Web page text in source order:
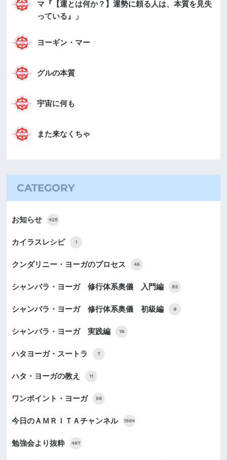
マ『【運とは何か？】運勢に頼る人は、本質を見失
っている』」
ヨーギン・マー
グルの本質
宇宙に何も
また来なくちゃ
CATEGORY
お知らせ 425
カイラスレシピ 1
クンダリニー・ヨーガのプロセス 45
シャンバラ・ヨーガ 修行体系奥儀 入門編 83
シャンバラ・ヨーガ 修行体系奥儀 初級編 9
シャンバラ・ヨーガ 実践編 19
ハタヨーガ・スートラ 7
ハタ・ヨーガの教え 11
ワンポイント・ヨーガ 56
今日のＡＭＲＩＴＡチャンネル 1564
勉強会より抜粋 487